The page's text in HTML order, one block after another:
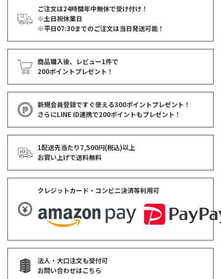
ご注文は24時間年中無休で受け付け！
※土日祝休業日
※平日07:30までのご注文は当日発送可能！
商品購入後、レビュー1件で
200ポイントプレゼント！
新規会員登録ですぐ使える300ポイントプレゼント！
さらにLINE ID連携で200ポイントもプレゼント！
1配送先当たり7,500円(税込)以上
お買い上げで送料無料
クレジットカード・コンビニ決済等利用可
法人・大口注文も受付可
お問い合わせはこちら